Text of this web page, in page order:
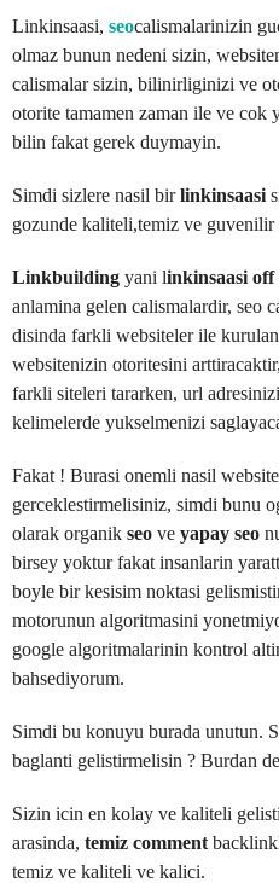
Linkinsaasi, seocalismalarinizin
olmaz bunun nedeni sizin,
calismalar sizin, bilinirliginizi ve
otorite tamamen zaman ile ve cok
bilin fakat gerek duymayin.
Simdi sizlere nasil birlinkinsaasi
gozunde kaliteli,temiz ve guvenilir
Linkbuilding yani linkinsaasi off
anlamina gelen calismalardir, seo
disinda farkli websiteler ile
websitenizin otoritesini
farkli siteleri tararken, url
kelimelerde yukselmenizi
Fakat ! Burasi onemli nasil
gerceklestirmelisiniz, simdi bunu
olarak organik seo ve yapay seo
birsey yoktur fakat insanlarin
boyle bir kesisim noktasi
motorunun algoritmasini
google algoritmalarinin kontrol
bahsediyorum.
Simdi bu konuyu burada unutun.
baglanti gelistirmelisin ? Burdan
Sizin icin en kolay ve kaliteli
arasinda, temiz comment
temiz ve kaliteli ve kalici.